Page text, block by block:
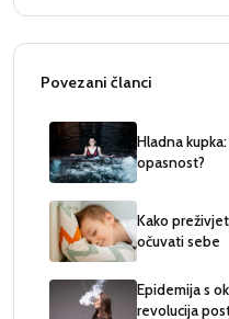
Povezani članci
Hladna
opasnost?
Kako
očuvati sebe
Epidemija s
revolucija